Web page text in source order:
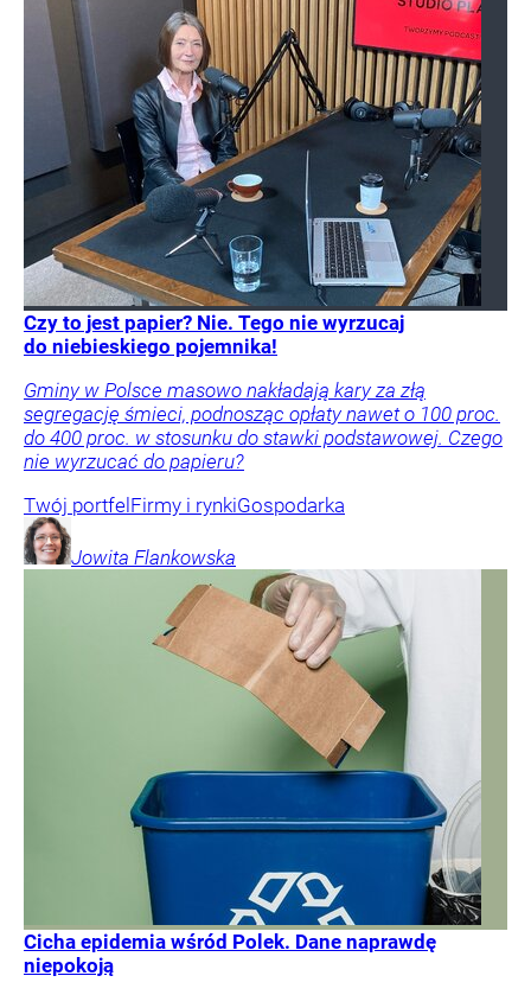
Czy to jest papier? Nie. Tego nie wyrzucaj
do niebieskiego pojemnika!
Gminy w Polsce masowo nakładają kary za złą
segregację śmieci, podnosząc opłaty nawet o 100 proc.
do 400 proc. w stosunku do stawki podstawowej. Czego
nie wyrzucać do papieru?
Twój portfelFirmy i rynkiGospodarka
Jowita Flankowska
Cicha epidemia wśród Polek. Dane naprawdę
niepokoją